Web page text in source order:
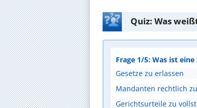
Quiz: Was
Frage 1/5: Was ist
Gesetze zu erlassen
Mandanten rechtlich
Gerichtsurteile zu